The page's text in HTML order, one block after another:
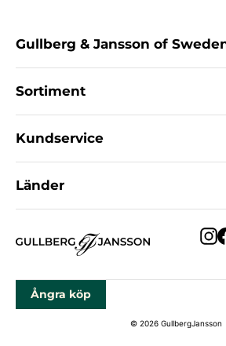
Gullberg & Jansson of
Sortiment
Kundservice
Länder
Ångra köp
© 2026 GullbergJansson